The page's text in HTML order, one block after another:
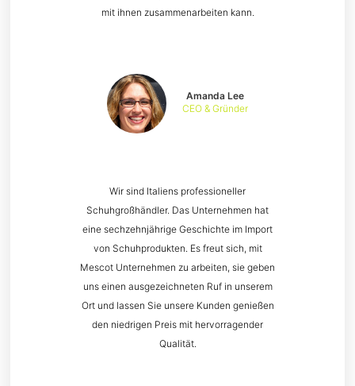
Wir sind Italiens professioneller
Schuhgroßhändler. Das Unternehmen hat
eine sechzehnjährige Geschichte im Import
von Schuhprodukten. Es freut sich, mit
Mescot Unternehmen zu arbeiten, sie geben
uns einen ausgezeichneten Ruf in unserem
Ort und lassen Sie unsere Kunden genießen
den niedrigen Preis mit hervorragender
Qualität.
Amanda Lee
CEO & Gründer
mit ihnen zusammenarbeiten kann.